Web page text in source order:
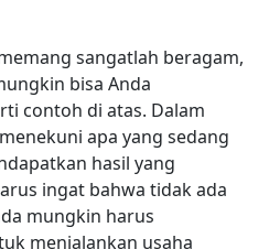
sangatlah beragam,
bisa Anda
contoh di atas. Dalam
apa yang sedang
hasil yang
ingat bahwa tidak ada
mungkin harus
menjalankan usaha